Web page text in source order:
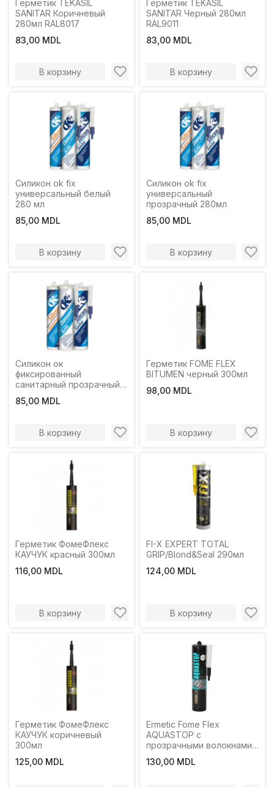
Герметик TEKASIL
SANITAR Коричневый
280мл RAL8017
83,00 MDL
В корзину
Герметик TEKASIL
SANITAR Черный 280мл
RAL9011
83,00 MDL
В корзину
Силикон ok fix
универсальный белый
280 мл
85,00 MDL
В корзину
Силикон ok fix
универсальный
прозрачный 280мл
85,00 MDL
В корзину
Силикон ок
фиксированный
санитарный прозрачный
85,00 MDL
В корзину
Герметик FOME FLEX
BITUMEN черный 300мл
98,00 MDL
В корзину
Герметик ФомеФлекс
КАУЧУК красный 300мл
116,00 MDL
В корзину
FI-X EXPERT TOTAL
GRIP/Blond&Seal 290мл
124,00 MDL
В корзину
Герметик ФомеФлекс
КАУЧУК коричневый
300мл
125,00 MDL
Ermetic Fome Flex
AQUASTOP с
прозрачными волокнами.
130,00 MDL